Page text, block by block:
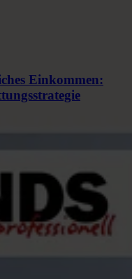
Einkommen: